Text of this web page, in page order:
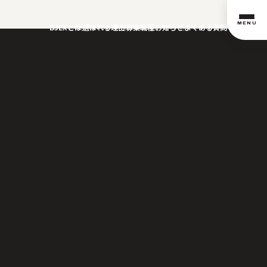
BJEXとは選ばれる理由募集職種お知らせよくある質問 MENU